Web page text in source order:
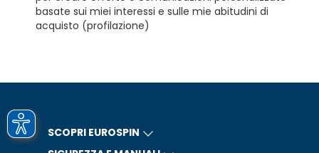
basate sui miei interessi e sulle mie abitudini di
acquisto (profilazione)
SCOPRI EUROSPIN